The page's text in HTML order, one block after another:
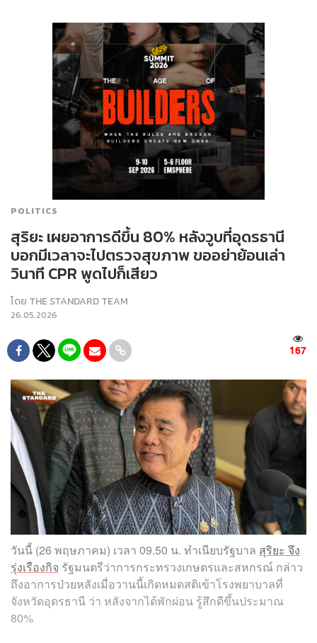
POLITICS
สุริยะ เผยอาการดีขึ้น 80% หลังวูบที่อุดรธานี
บอกมีเวลาจะไปตรวจสุขภาพ ขออย่าย้อนเล่า
วินาที CPR พูดไปก็เสียว
โดย THE STANDARD TEAM
26.05.2026
167
วันนี้ (26 พฤษภาคม) เวลา 09.50 น. ทำเนียบรัฐบาล สุริยะ จึง
รุ่งเรืองกิจ รัฐมนตรีว่าการกระทรวงเกษตรและสหกรณ์ กล่าว
ถึงอาการป่วยหลังเมื่อวานนี้เกิดหมดสติเข้าโรงพยาบาลที่
จังหวัดอุดรธานี ว่า หลังจากได้พักผ่อน รู้สึกดีขึ้นประมาณ
80%